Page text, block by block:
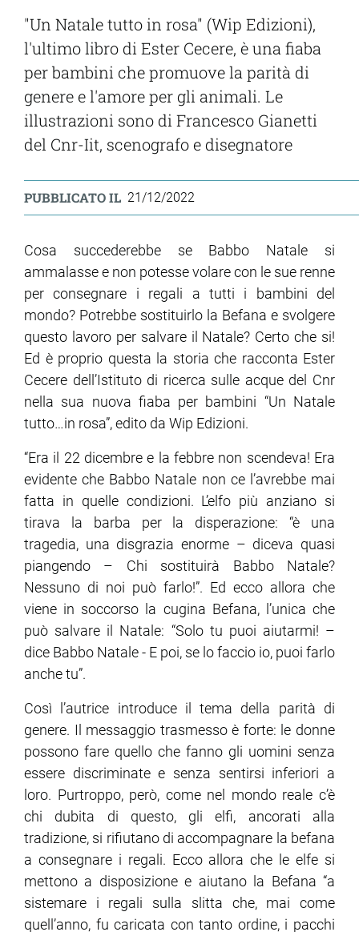
"Un Natale tutto in rosa" (Wip Edizioni),
l'ultimo libro di Ester Cecere, è una fiaba
per bambini che promuove la parità di
genere e l'amore per gli animali. Le
illustrazioni sono di Francesco Gianetti
del Cnr-Iit, scenografo e disegnatore
PUBBLICATO IL 21/12/2022
Cosa succederebbe se Babbo Natale si
ammalasse e non potesse volare con le sue renne
per consegnare i regali a tutti i bambini del
mondo? Potrebbe sostituirlo la Befana e svolgere
questo lavoro per salvare il Natale? Certo che si!
Ed è proprio questa la storia che racconta Ester
Cecere dell’Istituto di ricerca sulle acque del Cnr
nella sua nuova fiaba per bambini “Un Natale
tutto…in rosa”, edito da Wip Edizioni.
“Era il 22 dicembre e la febbre non scendeva! Era
evidente che Babbo Natale non ce l’avrebbe mai
fatta in quelle condizioni. L’elfo più anziano si
tirava la barba per la disperazione: “è una
tragedia, una disgrazia enorme – diceva quasi
piangendo – Chi sostituirà Babbo Natale?
Nessuno di noi può farlo!”. Ed ecco allora che
viene in soccorso la cugina Befana, l’unica che
può salvare il Natale: “Solo tu puoi aiutarmi! –
dice Babbo Natale - E poi, se lo faccio io, puoi farlo
anche tu”.
Così l’autrice introduce il tema della parità di
genere. Il messaggio trasmesso è forte: le donne
possono fare quello che fanno gli uomini senza
essere discriminate e senza sentirsi inferiori a
loro. Purtroppo, però, come nel mondo reale c’è
chi dubita di questo, gli elfi, ancorati alla
tradizione, si rifiutano di accompagnare la befana
a consegnare i regali. Ecco allora che le elfe si
mettono a disposizione e aiutano la Befana “a
sistemare i regali sulla slitta che, mai come
quell’anno, fu caricata con tanto ordine, i pacchi